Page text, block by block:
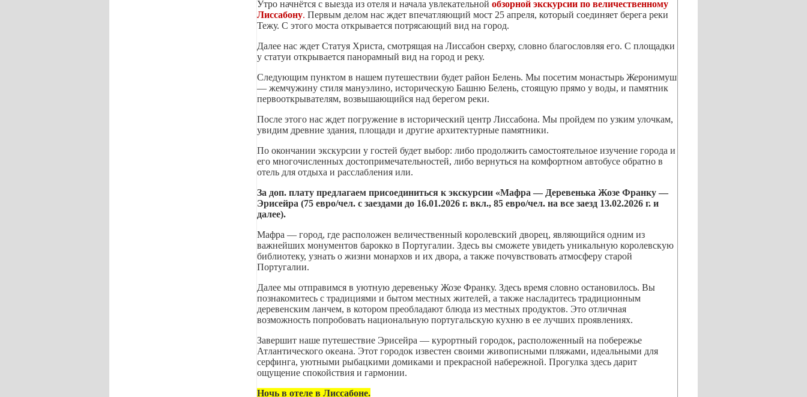
Утро начнётся с выезда из отеля и начала увлекательной обзорной экскурсии по величественному
Лиссабону. Первым делом нас ждет впечатляющий мост 25 апреля, который соединяет берега реки
Тежу. С этого моста открывается потрясающий вид на город.
Далее нас ждет Статуя Христа, смотрящая на Лиссабон сверху, словно благословляя его. С площадки
у статуи открывается панорамный вид на город и реку.
Следующим пунктом в нашем путешествии будет район Белень. Мы посетим монастырь Жеронимуш
— жемчужину стиля мануэлино, историческую Башню Белень, стоящую прямо у воды, и памятник
первооткрывателям, возвышающийся над берегом реки.
После этого нас ждет погружение в исторический центр Лиссабона. Мы пройдем по узким улочкам,
увидим древние здания, площади и другие архитектурные памятники.
По окончании экскурсии у гостей будет выбор: либо продолжить самостоятельное изучение города и
его многочисленных достопримечательностей, либо вернуться на комфортном автобусе обратно в
отель для отдыха и расслабления или.
За доп. плату предлагаем присоединиться к экскурсии «Мафра — Деревенька Жозе Франку —
Эрисейра (75 евро/чел. с заездами до 16.01.2026 г. вкл., 85 евро/чел. на все заезд 13.02.2026 г. и
далее).
Мафра — город, где расположен величественный королевский дворец, являющийся одним из
важнейших монументов барокко в Португалии. Здесь вы сможете увидеть уникальную королевскую
библиотеку, узнать о жизни монархов и их двора, а также почувствовать атмосферу старой
Португалии.
Далее мы отправимся в уютную деревеньку Жозе Франку. Здесь время словно остановилось. Вы
познакомитесь с традициями и бытом местных жителей, а также насладитесь традиционным
деревенским ланчем, в котором преобладают блюда из местных продуктов. Это отличная
возможность попробовать национальную португальскую кухню в ее лучших проявлениях.
Завершит наше путешествие Эрисейра — курортный городок, расположенный на побережье
Атлантического океана. Этот городок известен своими живописными пляжами, идеальными для
серфинга, уютными рыбацкими домиками и прекрасной набережной. Прогулка здесь дарит
ощущение спокойствия и гармонии.
Ночь в отеле в Лиссабоне.